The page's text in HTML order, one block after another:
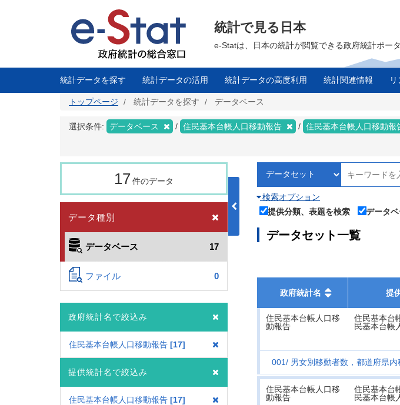
に
統計で見る日本
e-Statは、日本の統計が閲覧できる政府統計ポー
統計データを探す 統計データの活用 統計データの高度利用 統計関連情報
トップページ 統計データを探す データベース
選択条件: データベース 住民基本台帳人口移動報告 住民基本台帳人口移動報
17件のデータ
データ種別
データベース 17
ファイル 0
政府統計名で絞込み
住民基本台帳人口移動報告 17
提供統計名で絞込み
住民基本台帳人口移動報告 17
検索オプション
提供分類、表題を検索
データ
データセット一覧
政府統計名 提
住民基本台帳人口移
動報告
住民基本台
民基本台帳
001 男女別移動者数，都道府県
住民基本台帳人口移
動報告
住民基本台
民基本台帳